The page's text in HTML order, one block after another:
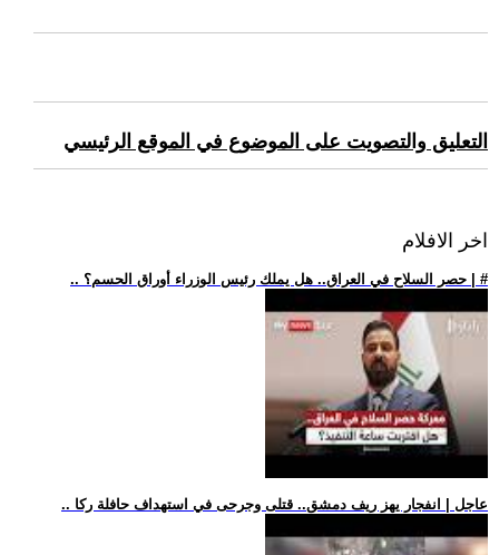
التعليق والتصويت على الموضوع في الموقع الرئيسي
اخر الافلام
.. حصر السلاح في العراق.. هل يملك رئيس الوزراء أوراق الحسم؟ | #
.. عاجل | انفجار يهز ريف دمشق.. قتلى وجرحى في استهداف حافلة ركا